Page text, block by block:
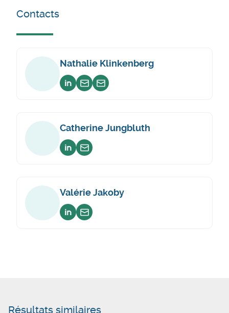
Contacts
Nathalie Klinkenberg
Voir sur linkedin
Envoyer un email
Envoyer un email
Catherine Jungbluth
Voir sur linkedin
Envoyer un email
Valérie Jakoby
Voir sur linkedin
Envoyer un email
Résultats similaires